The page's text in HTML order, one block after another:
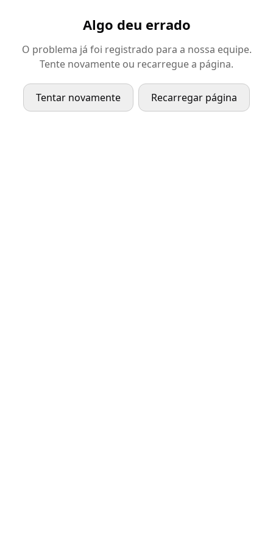
Algo deu errado
O problema já foi registrado para a nossa equipe.
Tente novamente ou recarregue a página.
Tentar novamente Recarregar página